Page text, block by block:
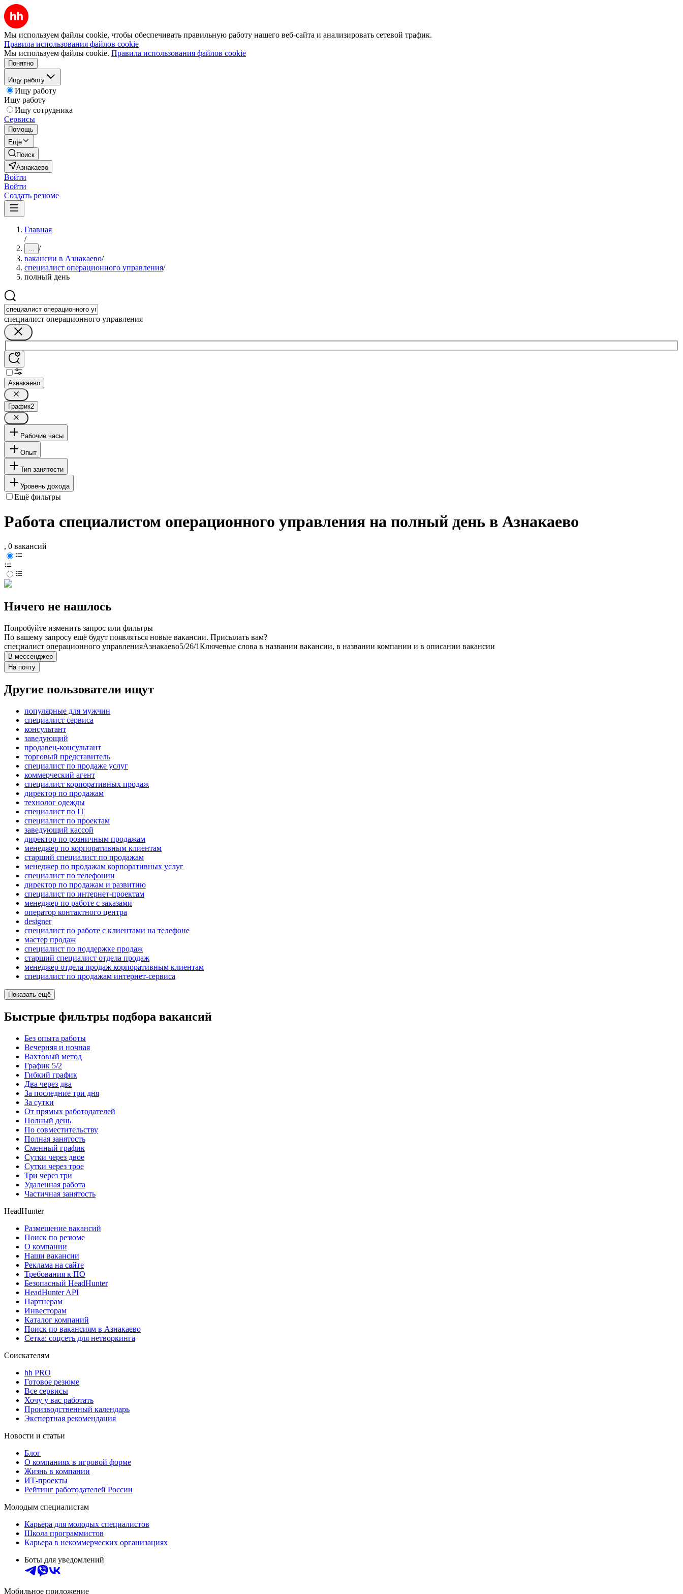
Мы используем файлы cookie, чтобы обеспечивать правильную работу нашего веб-сайта и анализировать сетевой трафик.
Правила использования файлов cookie
Мы используем файлы cookie. Правила использования файлов cookie
Понятно
Ищу работу
Ищу работу
Ищу работу
Ищу сотрудника
Сервисы
Помощь
Ещё
Поиск
Азнакаево
Войти
Войти
Создать резюме
Главная
/
... /
вакансии в Азнакаево/
специалист операционного управления/
полный день
специалист операционного управления
Азнакаево
График2
Рабочие часы
Опыт
Тип занятости
Уровень дохода
Ещё фильтры
Работа специалистом операционного управления на полный день в Азнакаево
, 0 вакансий
Ничего не нашлось
Попробуйте изменить запрос или фильтры
По вашему запросу ещё будут появляться новые вакансии. Присылать вам?
специалист операционного управленияАзнакаево5/26/1Ключевые слова в названии вакансии, в названии компании и в описании вакансии
В мессенджер
На почту
Другие пользователи ищут
популярные для мужчин
специалист сервиса
консультант
заведующий
продавец-консультант
торговый представитель
специалист по продаже услуг
коммерческий агент
специалист корпоративных продаж
директор по продажам
технолог одежды
специалист по IT
специалист по проектам
заведующий кассой
директор по розничным продажам
менеджер по корпоративным клиентам
старший специалист по продажам
менеджер по продажам корпоративных услуг
специалист по телефонии
директор по продажам и развитию
специалист по интернет-проектам
менеджер по работе с заказами
оператор контактного центра
designer
специалист по работе с клиентами на телефоне
мастер продаж
специалист по поддержке продаж
старший специалист отдела продаж
менеджер отдела продаж корпоративным клиентам
специалист по продажам интернет-сервиса
Показать ещё
Быстрые фильтры подбора вакансий
Без опыта работы
Вечерняя и ночная
Вахтовый метод
График 5/2
Гибкий график
Два через два
За последние три дня
За сутки
От прямых работодателей
Полный день
По совместительству
Полная занятость
Сменный график
Сутки через двое
Сутки через трое
Три через три
Удаленная работа
Частичная занятость
HeadHunter
Размещение вакансий
Поиск по резюме
О компании
Наши вакансии
Реклама на сайте
Требования к ПО
Безопасный HeadHunter
HeadHunter API
Партнерам
Инвесторам
Каталог компаний
Поиск по вакансиям в Азнакаево
Сетка: соцсеть для нетворкинга
Соискателям
hh PRO
Готовое резюме
Все сервисы
Хочу у вас работать
Производственный календарь
Экспертная рекомендация
Новости и статьи
Блог
О компаниях в игровой форме
Жизнь в компании
ИТ-проекты
Рейтинг работодателей России
Молодым специалистам
Карьера для молодых специалистов
Школа программистов
Карьера в некоммерческих организациях
Боты для уведомлений
Мобильное приложение